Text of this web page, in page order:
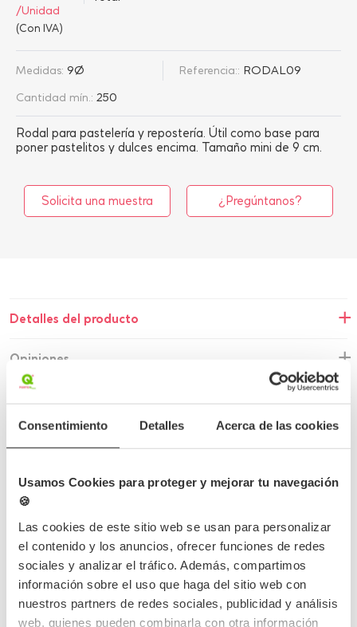
Consentimiento Detalles Acerca de las cookies
Usamos Cookies para proteger y mejorar tu navegación
🍪
Las cookies de este sitio web se usan para personalizar
el contenido y los anuncios, ofrecer funciones de redes
sociales y analizar el tráfico. Además, compartimos
información sobre el uso que haga del sitio web con
nuestros partners de redes sociales, publicidad y análisis
web, quienes pueden combinarla con otra información
/Unidad
(Con IVA)
Rodal para pastelería y repostería. Útil como base para
poner pastelitos y dulces encima. Tamaño mini de 9 cm.
Medidas: 9Ø Referencia:: RODAL09
Cantidad mín.: 250
Solicita una muestra ¿Pregúntanos?
Detalles del producto
Opiniones
Completa tu pedido